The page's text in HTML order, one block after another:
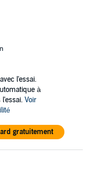
l'essai.
à
Voir
gratuitement